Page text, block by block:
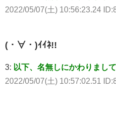
2022/05/07(土) 10:56:23.24
(・∀・)ｲｲﾈ!!
3: 以下、名無しにかわりまし
2022/05/07(土) 10:57:02.51